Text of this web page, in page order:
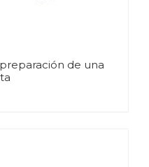
de una